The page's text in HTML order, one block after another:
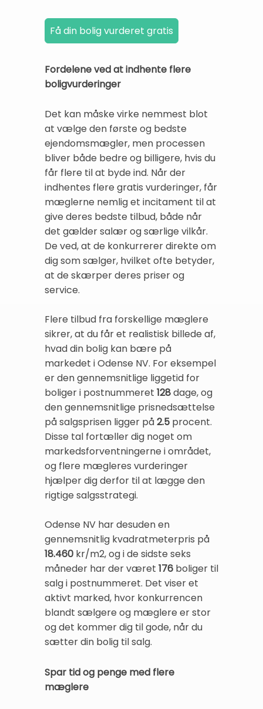
Fordelene ved at indhente flere
boligvurderinger
Det kan måske virke nemmest blot
at vælge den første og bedste
ejendomsmægler, men processen
bliver både bedre og billigere, hvis du
får flere til at byde ind. Når der
indhentes flere gratis vurderinger, får
mæglerne nemlig et incitament til at
give deres bedste tilbud, både når
det gælder salær og særlige vilkår.
De ved, at de konkurrerer direkte om
dig som sælger, hvilket ofte betyder,
at de skærper deres priser og
service.
Flere tilbud fra forskellige mæglere
sikrer, at du får et realistisk billede af,
hvad din bolig kan bære på
markedet i Odense NV. For eksempel
er den gennemsnitlige liggetid for
boliger i postnummeret 128dage, og
den gennemsnitlige prisnedsættelse
på salgsprisen ligger på2.5 procent.
Disse tal fortæller dig noget om
markedsforventningerne i området,
og flere mægleres vurderinger
hjælper dig derfor til at lægge den
rigtige salgsstrategi.
Odense NV har desuden en
gennemsnitlig kvadratmeterpris på
18.460 kr/m2, og i de sidste seks
måneder har der været 176 boliger til
salg i postnummeret. Det viser et
aktivt marked, hvor konkurrencen
blandt sælgere og mæglere er stor
og det kommer dig til gode, når du
sætter din bolig til salg.
Spar tid og penge med flere
mæglere